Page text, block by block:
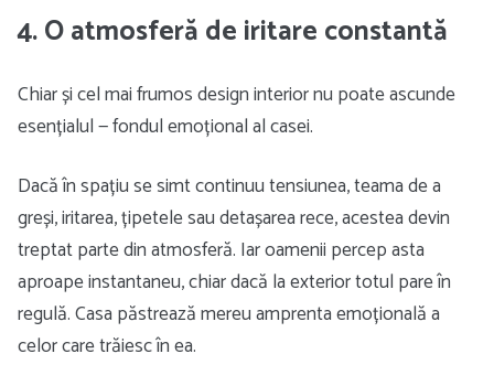
4. O atmosferă de iritare constantă
Chiar și cel mai frumos design interior nu poate ascunde
esențialul — fondul emoțional al casei.
Dacă în spațiu se simt continuu tensiunea, teama de a
greși, iritarea, țipetele sau detașarea rece, acestea devin
treptat parte din atmosferă. Iar oamenii percep asta
aproape instantaneu, chiar dacă la exterior totul pare în
regulă. Casa păstrează mereu amprenta emoțională a
celor care trăiesc în ea.